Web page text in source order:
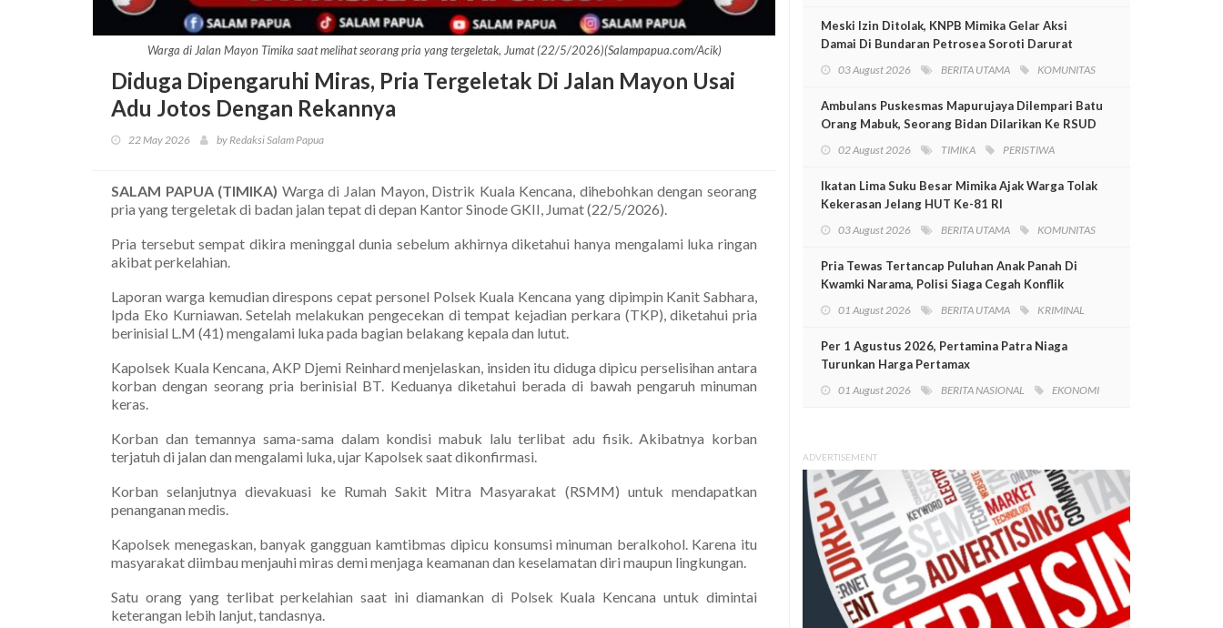
Warga di Jalan Mayon Timika saat melihat seorang pria yang tergeletak, Jumat (22/5/2026)(Salampapua.com/Acik)
Diduga Dipengaruhi Miras, Pria Tergeletak Di Jalan Mayon Usai
Adu Jotos Dengan Rekannya
22 May 2026 by Redaksi Salam Papua
SALAM PAPUA (TIMIKA) Warga di Jalan Mayon, Distrik Kuala Kencana, dihebohkan dengan seorang
pria yang tergeletak di badan jalan tepat di depan Kantor Sinode GKII, Jumat (22/5/2026).
Pria tersebut sempat dikira meninggal dunia sebelum akhirnya diketahui hanya mengalami luka ringan
akibat perkelahian.
Laporan warga kemudian direspons cepat personel Polsek Kuala Kencana yang dipimpin Kanit Sabhara,
Ipda Eko Kurniawan. Setelah melakukan pengecekan di tempat kejadian perkara (TKP), diketahui pria
berinisial L.M (41) mengalami luka pada bagian belakang kepala dan lutut.
Kapolsek Kuala Kencana, AKP Djemi Reinhard menjelaskan, insiden itu diduga dipicu perselisihan antara
korban dengan seorang pria berinisial BT. Keduanya diketahui berada di bawah pengaruh minuman
keras.
Korban dan temannya sama-sama dalam kondisi mabuk lalu terlibat adu fisik. Akibatnya korban
terjatuh di jalan dan mengalami luka, ujar Kapolsek saat dikonfirmasi.
Korban selanjutnya dievakuasi ke Rumah Sakit Mitra Masyarakat (RSMM) untuk mendapatkan
penanganan medis.
Kapolsek menegaskan, banyak gangguan kamtibmas dipicu konsumsi minuman beralkohol. Karena itu
masyarakat diimbau menjauhi miras demi menjaga keamanan dan keselamatan diri maupun lingkungan.
Satu orang yang terlibat perkelahian saat ini diamankan di Polsek Kuala Kencana untuk dimintai
keterangan lebih lanjut, tandasnya.
Meski Izin Ditolak, KNPB Mimika Gelar Aksi
Damai Di Bundaran Petrosea Soroti Darurat
03 August 2026 BERITA UTAMA KOMUNITAS
Ambulans Puskesmas Mapurujaya Dilempari Batu
Orang Mabuk, Seorang Bidan Dilarikan Ke RSUD
02 August 2026 TIMIKA PERISTIWA
Ikatan Lima Suku Besar Mimika Ajak Warga Tolak
Kekerasan Jelang HUT Ke-81 RI
03 August 2026 BERITA UTAMA KOMUNITAS
Pria Tewas Tertancap Puluhan Anak Panah Di
Kwamki Narama, Polisi Siaga Cegah Konflik
01 August 2026 BERITA UTAMA KRIMINAL
Per 1 Agustus 2026, Pertamina Patra Niaga
Turunkan Harga Pertamax
01 August 2026 BERITA NASIONAL EKONOMI
ADVERTISEMENT